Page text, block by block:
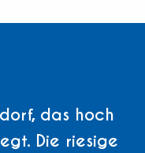
das hoch
Die riesige